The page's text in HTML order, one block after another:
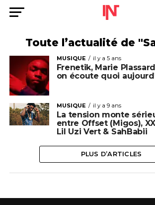
Toute l’actualité de
MUSIQUE il y a 5 ans
Frenetik, Marie
on écoute quoi
MUSIQUE il y a 9 ans
La tension monte
entre Offset (Migos),
Lil Uzi Vert & SahBabii
PLUS D’ARTICLES